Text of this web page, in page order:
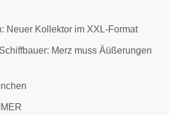
Neuer Kollektor im XXL-Format
Merz muss Äüßerungen